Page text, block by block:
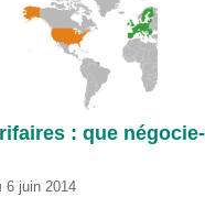
: que
6 juin 2014